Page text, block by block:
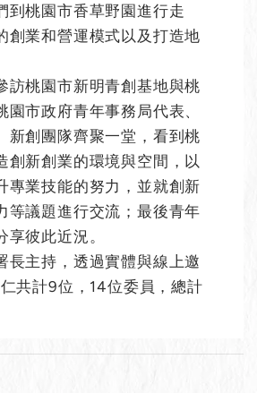
到桃園市香草野園進行走
創業和營運模式以及打造地
訪桃園市新明青創基地與桃
園市政府青年事務局代表、
新創團隊齊聚一堂，看到桃
創新創業的環境與空間，以
專業技能的努力，並就創新
等議題進行交流；最後青年
彼此近況。
長主持，透過實體與線上邀
共計9位，14位委員，總計